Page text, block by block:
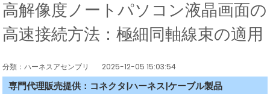
高解像度ノートパソコン液晶画面の
高速接続方法：極細同軸線束の適用
分類：ハーネスアセンブリ 2025-12-05 15:03:54
専門代理販売提供：コネクタ|ハーネス|ケーブル製品